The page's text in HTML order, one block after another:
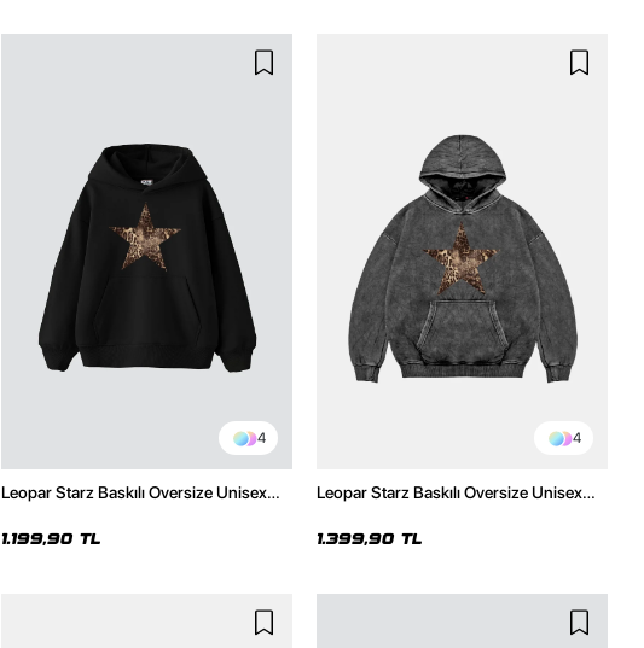
4
Leopar Starz Baskılı Oversize Unisex
1.199,90 TL
4
Leopar Starz Baskılı Oversize Unisex
1.399,90 TL